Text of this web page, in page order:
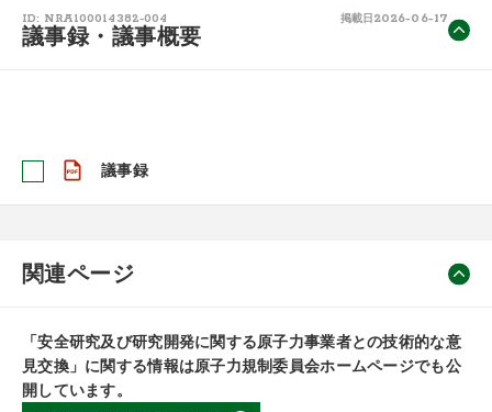
ID: NRA100014382-004 掲載日 2026-06-17
議事録・議事概要
議事録
関連ページ
「安全研究及び研究開発に関する原子力事業者との技術的な意
見交換」に関する情報は原子力規制委員会ホームページでも公
開しています。